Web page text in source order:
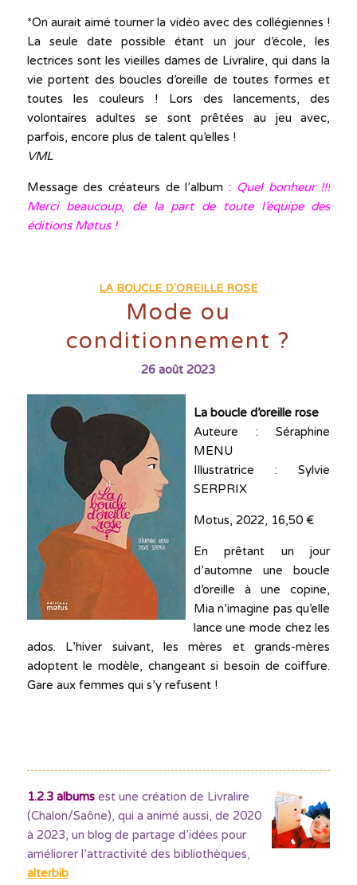
*On aurait aimé tourner la vidéo avec des collégiennes !
La seule date possible étant un jour d’école, les
lectrices sont les vieilles dames de Livralire, qui dans la
vie portent des boucles d’oreille de toutes formes et
toutes les couleurs ! Lors des lancements, des
volontaires adultes se sont prêtées au jeu avec,
parfois, encore plus de talent qu’elles !
VML
Message des créateurs de l’album : Quel bonheur !!!
Merci beaucoup, de la part de toute l’équipe des
éditions Møtus !
LA BOUCLE D'OREILLE ROSE
Mode ou
conditionnement ?
26 août 2023
La boucle d’oreille rose
Auteure : Séraphine
MENU
Illustratrice : Sylvie
SERPRIX
Motus, 2022, 16,50 €
En prêtant un jour
d’automne une boucle
d’oreille à une copine,
Mia n’imagine pas qu’elle
lance une mode chez les
ados. L’hiver suivant, les mères et grands-mères
adoptent le modèle, changeant si besoin de coiffure.
Gare aux femmes qui s’y refusent !
1.2.3 albumsest une création de Livralire
(Chalon/Saône), qui a animé aussi, de 2020
à 2023, un blog de partage d’idées pour
améliorer l’attractivité des bibliothèques,
alterbib